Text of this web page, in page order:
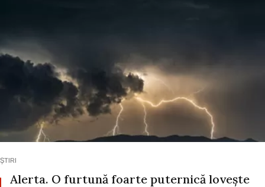
ȘTIRI
Alerta. O furtună foarte puternică lovește